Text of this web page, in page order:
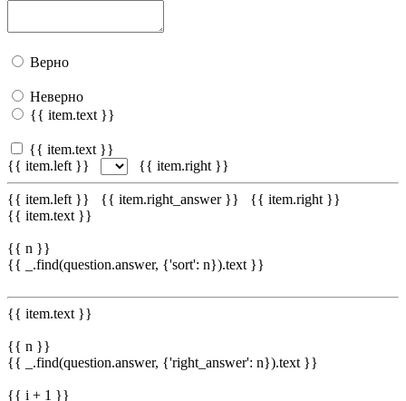
Верно
Неверно
{{ item.text }}
{{ item.text }}
{{ item.left }}
{{ item.right }}
{{ item.left }} {{ item.right_answer }}
{{ item.right }}
{{ item.text }}
{{ n }}
{{ _.find(question.answer, {'sort': n}).text }}
{{ item.text }}
{{ n }}
{{ _.find(question.answer, {'right_answer': n}).text }}
{{ i + 1 }}